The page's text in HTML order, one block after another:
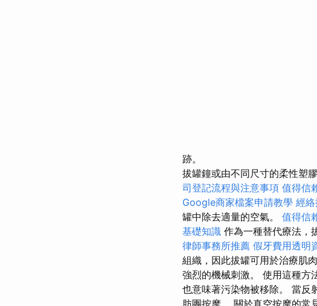
跡。
拔罐鐘或由不同尺寸的柔性塑
司登記流程與注意事項 值得信
Google商家檔案申請教學 經
罐中除去適量的空氣。 值得信
基礎知識 作為一種替代療法，
律師事務所推薦 假牙費用透明
組織，因此拔罐可用於治療肌
強烈的機械刺激。 使用這種方
也意味著污染物被移除。 當反
肪團按摩。 關於真空按摩的常